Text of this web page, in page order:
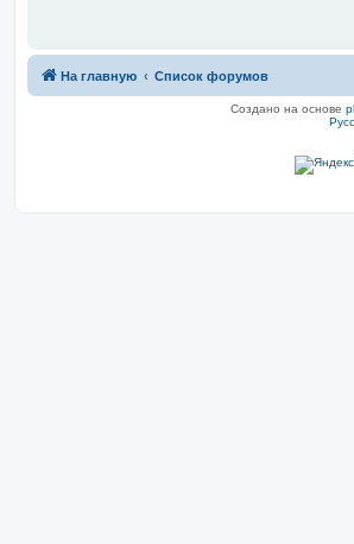
На главную Список форумов
Создано на основе